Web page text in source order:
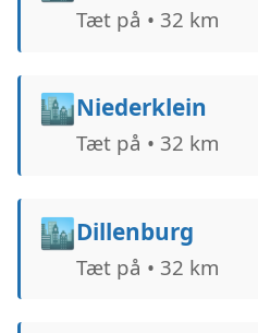
Tæt på • 32 km
🏙️Niederklein
Tæt på • 32 km
🏙️Dillenburg
Tæt på • 32 km